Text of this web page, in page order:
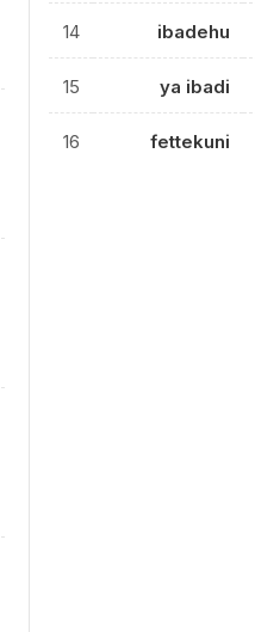
14 ibadehu
15 ya ibadi
16 fettekuni